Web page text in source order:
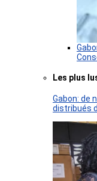
Les plus
Gabon: de
distribués